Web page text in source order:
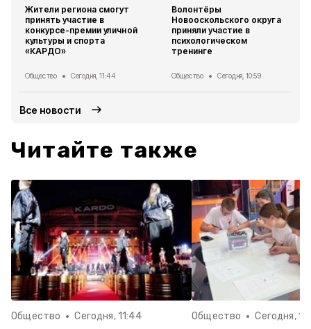
Жители региона смогут
принять участие в
конкурсе-премии уличной
культуры и спорта
«КАРДО»
Общество Сегодня, 11:44
Волонтёры
Новооскольского округа
приняли участие в
психологическом
тренинге
Общество Сегодня, 10:59
Все новости
Читайте также
Общество Сегодня, 11:44 Общество Сегодня,